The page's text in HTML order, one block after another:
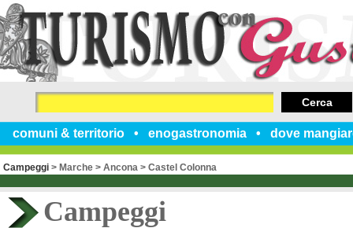
comuni & territorio enogastronomia dove
Cerca
Campeggi > Marche > Ancona > Castel Colonna
Campeggi